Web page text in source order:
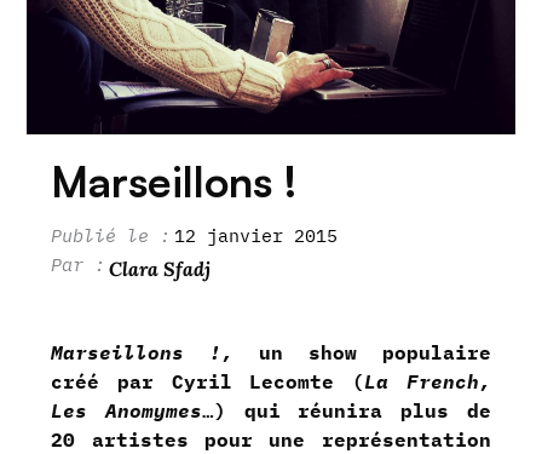
Marseillons !
12 janvier 2015
Clara Sfadj
Marseillons !, un show populaire
créé par Cyril Lecomte (La French,
Les Anomymes…) qui réunira plus de
20 artistes pour une représentation